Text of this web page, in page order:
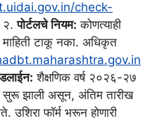
check-
२.पोर्टलचे नियम: कोणत्याही
माहिती टाकू नका. अधिकृत
शैक्षणिक वर्ष २०२६-२७
सुरू झाली असून, अंतिम तारीख
फॉर्म भरून होणारी